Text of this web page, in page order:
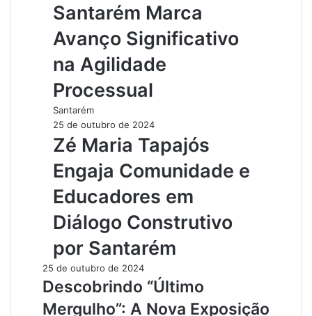
Santarém Marca
Avanço Significativo
na Agilidade
Processual
Santarém
25 de outubro de 2024
Zé Maria Tapajós
Engaja Comunidade e
Educadores em
Diálogo Construtivo
por Santarém
25 de outubro de 2024
Descobrindo “Último
Mergulho”: A Nova Exposição